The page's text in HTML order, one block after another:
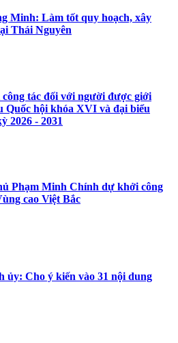
Minh: Làm tốt quy hoạch, xây
Thái Nguyên
tác đối với người được giới
Quốc hội khóa XVI và đại biểu
2026 - 2031
Phạm Minh Chính dự khởi công
cao Việt Bắc
ủy: Cho ý kiến vào 31 nội dung